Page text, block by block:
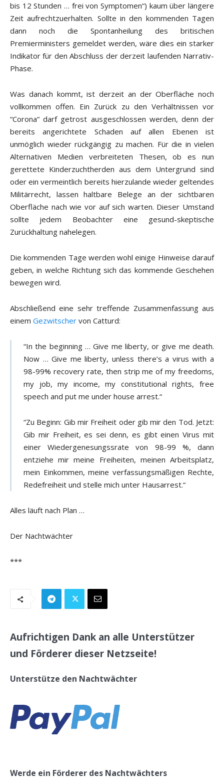
bis 12 Stunden … frei von Symptomen“) kaum über längere
Zeit aufrechtzuerhalten. Sollte in den kommenden Tagen
dann noch die Spontanheilung des britischen
Premierministers gemeldet werden, wäre dies ein starker
Indikator für den Abschluss der derzeit laufenden Narrativ-
Phase.
Was danach kommt, ist derzeit an der Oberfläche noch
vollkommen offen. Ein Zurück zu den Verhältnissen vor
“Corona“ darf getrost ausgeschlossen werden, denn der
bereits angerichtete Schaden auf allen Ebenen ist
unmöglich wieder rückgängig zu machen. Für die in vielen
Alternativen Medien verbreiteten Thesen, ob es nun
gerettete Kinderzuchtherden aus dem Untergrund sind
oder ein vermeintlich bereits hierzulande wieder geltendes
Militärrecht, lassen haltbare Belege an der sichtbaren
Oberfläche nach wie vor auf sich warten. Dieser Umstand
sollte jedem Beobachter eine gesund-skeptische
Zurückhaltung nahelegen.
Die kommenden Tage werden wohl einige Hinweise darauf
geben, in welche Richtung sich das kommende Geschehen
bewegen wird.
Abschließend eine sehr treffende Zusammenfassung aus
einem Gezwitscher von Catturd:
“In the beginning … Give me liberty, or give me death.
Now … Give me liberty, unless there’s a virus with a
98-99% recovery rate, then strip me of my freedoms,
my job, my income, my constitutional rights, free
speech and put me under house arrest.“
“Zu Beginn: Gib mir Freiheit oder gib mir den Tod. Jetzt:
Gib mir Freiheit, es sei denn, es gibt einen Virus mit
einer Wiedergenesungssrate von 98-99 %, dann
entziehe mir meine Freiheiten, meinen Arbeitsplatz,
mein Einkommen, meine verfassungsmäßigen Rechte,
Redefreiheit und stelle mich unter Hausarrest.“
Alles läuft nach Plan …
Der Nachtwächter
***
Aufrichtigen Dank an alle Unterstützer
und Förderer dieser Netzseite!
Unterstütze den Nachtwächter
Werde ein Förderer des Nachtwächters